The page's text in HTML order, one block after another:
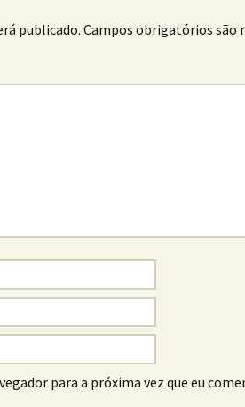
publicado. Campos obrigatórios são
para a próxima vez que eu